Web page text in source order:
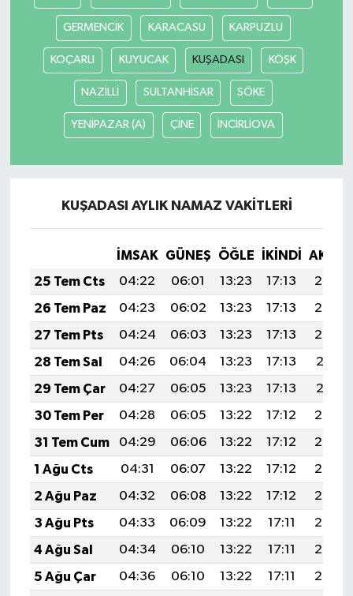
GERMENCİK KARACASU KARPUZLU
KOÇARLI KUYUCAK KUŞADASI KÖŞK
NAZİLLİ SULTANHİSAR SÖKE
YENİPAZAR (A) ÇİNE İNCİRLİOVA
KUŞADASI AYLIK NAMAZ VAKITLERI
İMSAK GÜNEŞ ÖĞLE İKINDI
25 Tem Cts
04:22 06:01 13:23 17:13
20:34
26 Tem Paz
04:23 06:02 13:23 17:13
20:33
27 Tem Pts
04:24 06:03 13:23 17:13
20:32
28 Tem Sal
04:26 06:04 13:23 17:13
20:31
29 Tem Çar
04:27 06:05 13:23 17:13
20:31
30 Tem Per
04:28 06:05 13:22 17:12
20:30
31 Tem Cum
04:29 06:06 13:22 17:12
20:29
1 Ağu Cts
04:31 06:07 13:22 17:12
20:28
2 Ağu Paz
04:32 06:08 13:22 17:12
20:27
3 Ağu Pts
04:33 06:09 13:22 17:11
20:26
4 Ağu Sal
04:34 06:10 13:22 17:11
20:25
5 Ağu Çar
04:36 06:10 13:22 17:11
20:24